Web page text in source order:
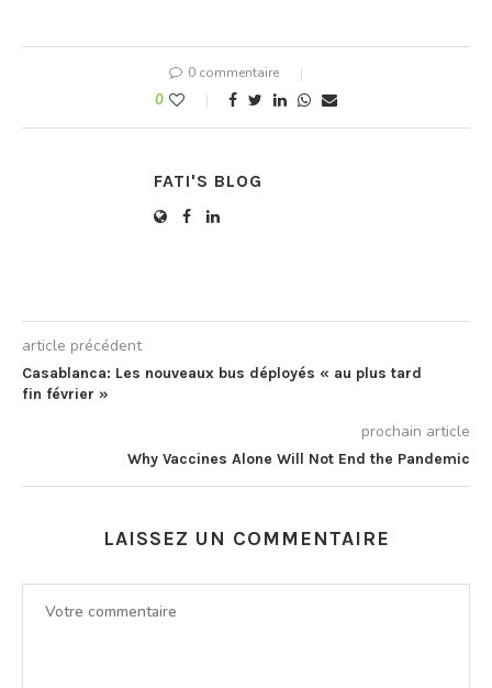
0 commentaire
0
FATI'S BLOG
article précédent
Casablanca: Les nouveaux bus déployés « au plus tard
fin février »
prochain article
Why Vaccines Alone Will Not End the Pandemic
LAISSEZ UN COMMENTAIRE